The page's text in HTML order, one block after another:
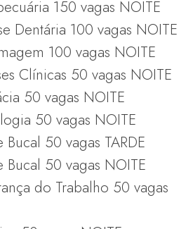
150 vagas NOITE
Dentária 100 vagas NOITE
100 vagas NOITE
Clínicas 50 vagas NOITE
50 vagas NOITE
50 vagas NOITE
50 vagas TARDE
Bucal 50 vagas NOITE
do Trabalho 50 vagas